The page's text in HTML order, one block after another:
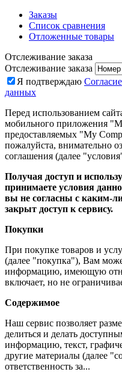
Заказы
Список сравнения
Отложенные товары
Отслеживание заказа
Отслеживание заказа
Я подтверждаю
данных
Перед использованием
мобильного приложения
предоставляемых "My
пожалуйста, внимательно
соглашения (далее
Получая доступ и
принимаете условия
вы не согласны с каким-
закрыт доступ к сервису.
Покупки
При покупке товаров и
(далее "покупка"), Вам
информацию, имеющую
включает, но не
Содержимое
Наш сервис позволяет
делиться и делать
информацию, текст,
другие материалы (далее
ответственность за...